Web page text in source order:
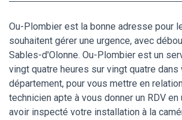
Ou-Plombier est la bonne adresse pour
souhaitent gérer une urgence, avec
Sables-d'Olonne. Ou-Plombier est un
vingt quatre heures sur vingt quatre dans
département, pour vous mettre en
technicien apte à vous donner un RDV en
avoir inspecté votre installation à la